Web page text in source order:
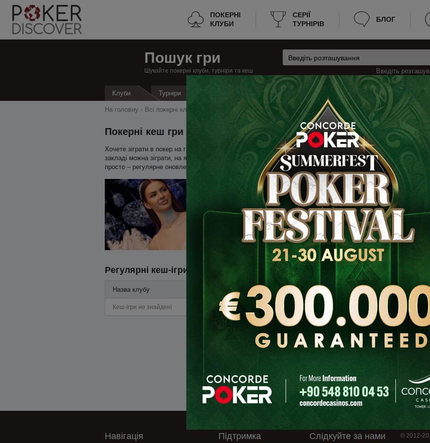
ПОКЕРНІ
КЛУБИ
CЕРІЇ
ТУРНІРІВ
БЛОГ
Пошук гри
Шукайте покерні клуби, турніри та кеш Введіть
Клуби Турніри
На головну Всі покерні клуби Швейцарія Кеш-ігри в Луґано, Швейцарія
Покерні кеш гри в Луґано
Хочете зіграти в покер на гроші в Луґано? Ми надаємо всю необхідну інформацію для зручності пошуку
закладі можна зіграти, на яких лімітах зараз йде гра, яка мінімальна та максимальна вартість входу на
просто – регулярне оновлення даних дозволяє гравцям швидко знаходити місце для гри.
Регулярні кеш-ігри
Назва клубу Опис
Кеш-ігри не знайдені
Навігація Підтримка Слідкуйте за нами © 2012-